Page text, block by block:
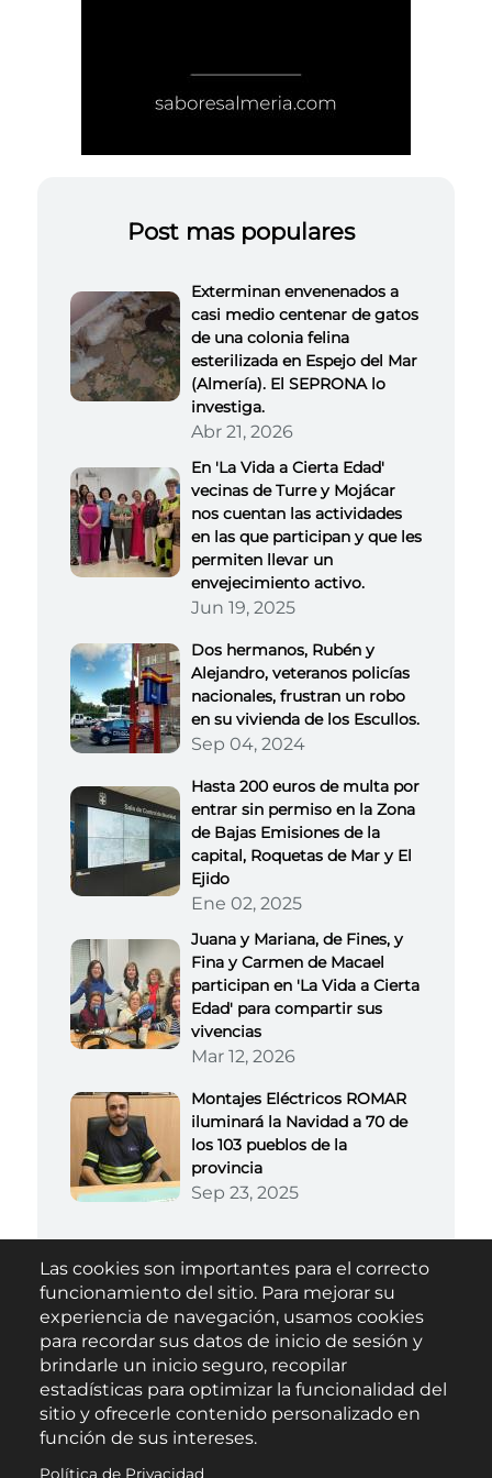
Post mas populares
Exterminan envenenados a
casi medio centenar de gatos
de una colonia felina
esterilizada en Espejo del Mar
(Almería). El SEPRONA lo
investiga.
Abr 21, 2026
En 'La Vida a Cierta Edad'
vecinas de Turre y Mojácar
nos cuentan las actividades
en las que participan y que les
permiten llevar un
envejecimiento activo.
Jun 19, 2025
Dos hermanos, Rubén y
Alejandro, veteranos policías
nacionales, frustran un robo
en su vivienda de los Escullos.
Sep 04, 2024
Hasta 200 euros de multa por
entrar sin permiso en la Zona
de Bajas Emisiones de la
capital, Roquetas de Mar y El
Ejido
Ene 02, 2025
Juana y Mariana, de Fines, y
Fina y Carmen de Macael
participan en 'La Vida a Cierta
Edad' para compartir sus
vivencias
Mar 12, 2026
Montajes Eléctricos ROMAR
iluminará la Navidad a 70 de
los 103 pueblos de la
provincia
Sep 23, 2025
Buscar
Las cookies son importantes para el correcto
funcionamiento del sitio. Para mejorar su
experiencia de navegación, usamos cookies
para recordar sus datos de inicio de sesión y
brindarle un inicio seguro, recopilar
estadísticas para optimizar la funcionalidad del
sitio y ofrecerle contenido personalizado en
función de sus intereses.
Política de Privacidad